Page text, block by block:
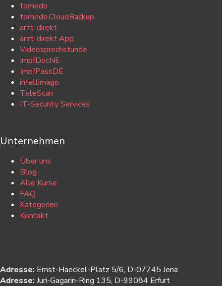
tomedo
tomedo.CloudBackup
arzt-direkt
arzt-direkt App
Videosprechstunde
ImpfDocNE
ImpfPassDE
intellimago
TeleScan
IT-Security Services
Unternehmen
Über uns
Blog
Alle Kurse
FAQ
Kategorien
Kontakt
Adresse: Ernst-Haeckel-Platz 5/6, D-07745 Jena
Adresse: Juri-Gagarin-Ring 135, D-99084 Erfurt